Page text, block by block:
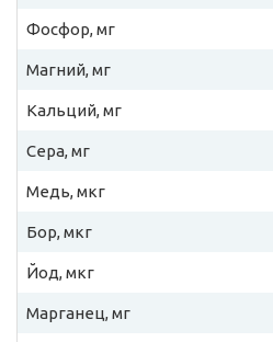
Фосфор, мг
Магний, мг
Кальций, мг
Сера, мг
Медь, мкг
Бор, мкг
Йод, мкг
Марганец, мг